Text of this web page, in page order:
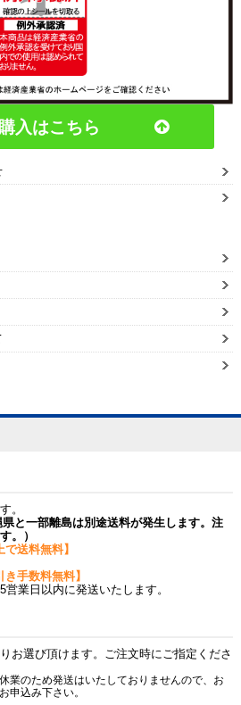
入はこちら
。
と一部離島は別途送料が発生します。注
。）
送料無料】
手数料無料】
業日以内に発送いたします。
お選び頂けます。ご注文時にご指定くださ
業のため発送はいたしておりませんので、お
申込み下さい。